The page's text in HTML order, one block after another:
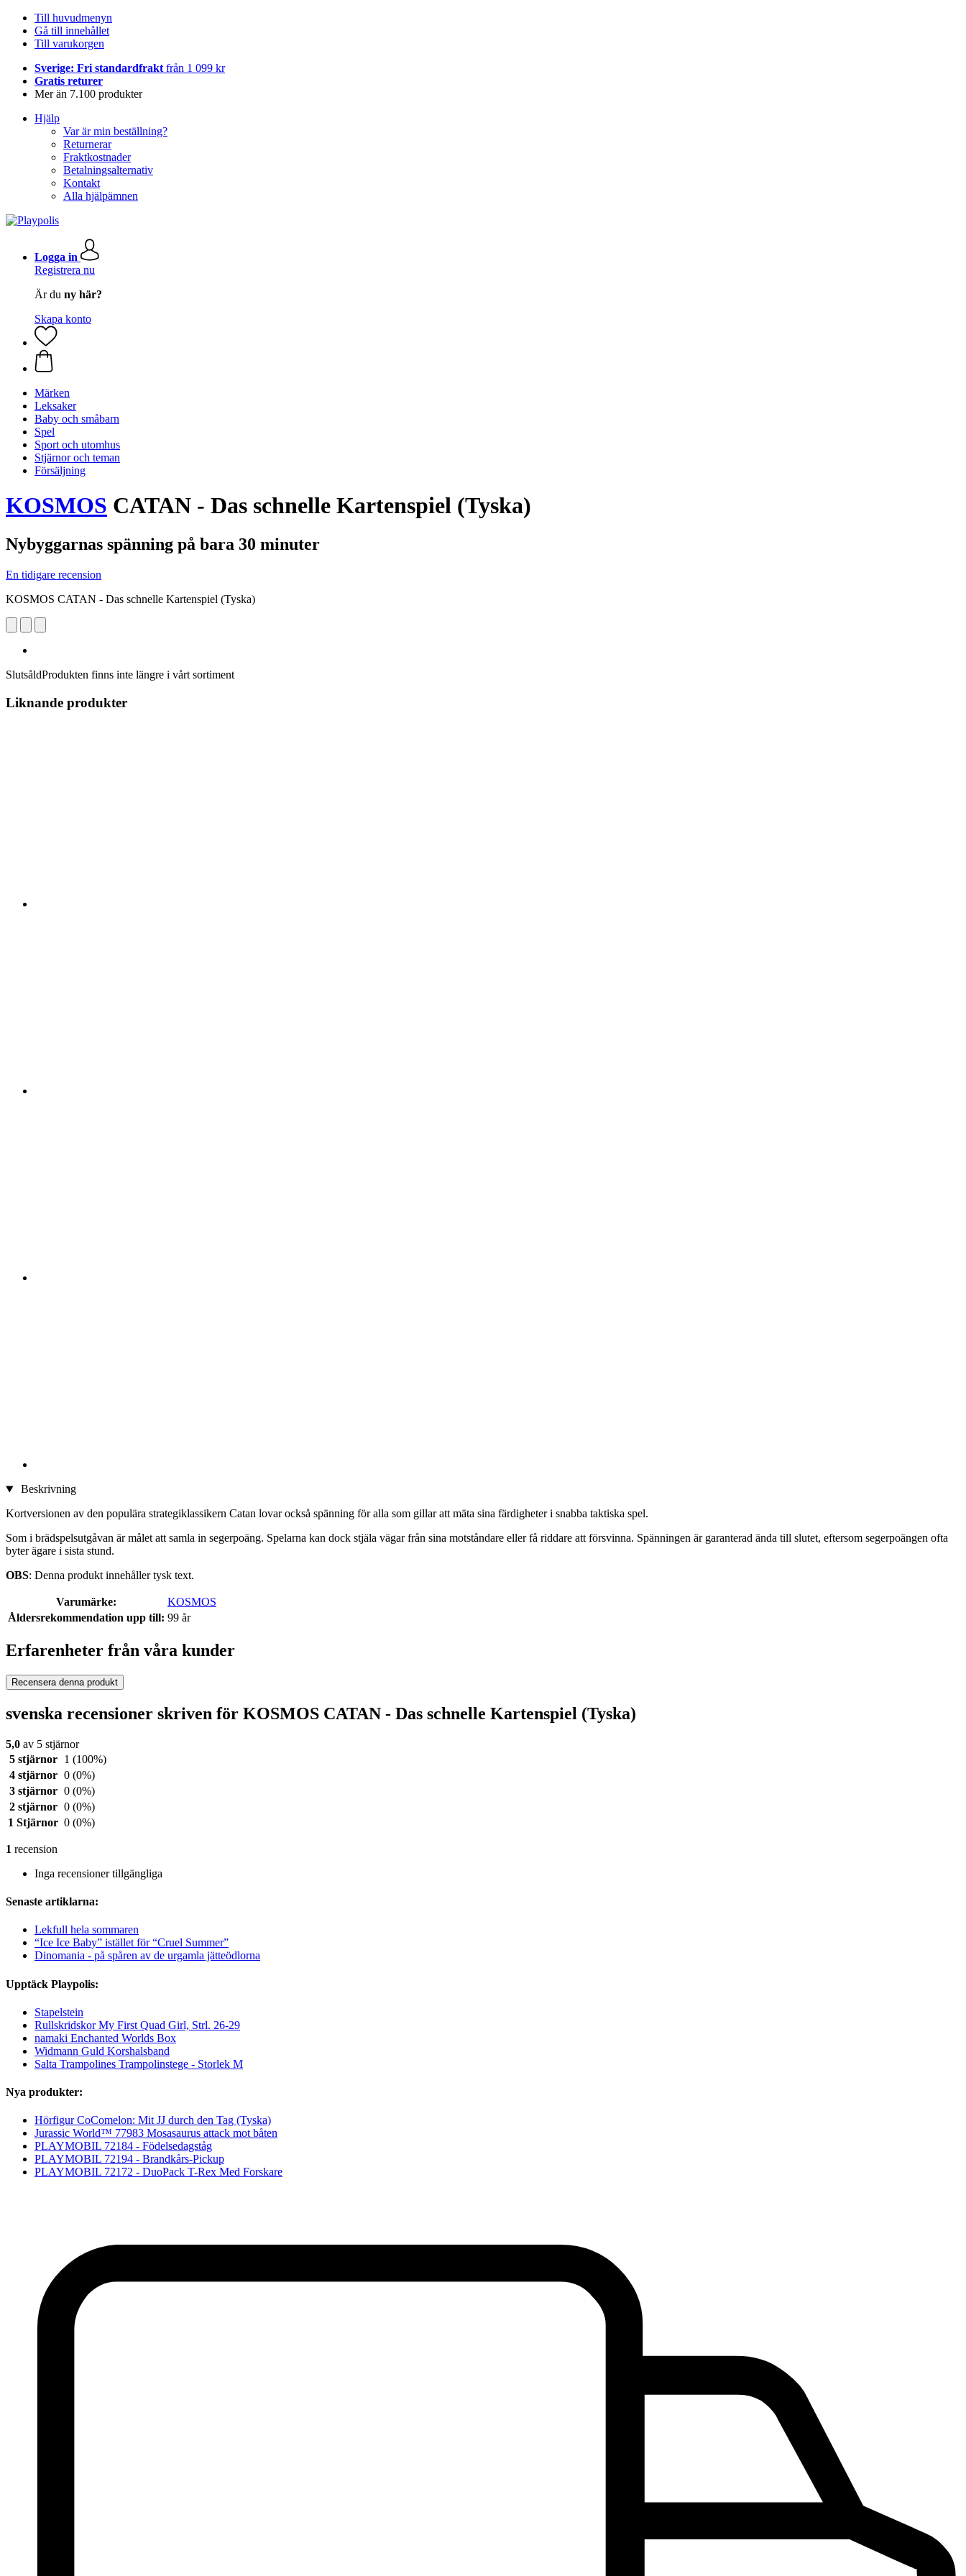
Till huvudmenyn
Gå till innehållet
Till varukorgen
Sverige: Fri standardfrakt från 1 099 kr
Gratis returer
Mer än 7.100 produkter
Hjälp
Var är min beställning?
Returnerar
Fraktkostnader
Betalningsalternativ
Kontakt
Alla hjälpämnen
Logga in
Registrera nu
Är du ny här?
Skapa konto
Märken
Leksaker
Baby och småbarn
Spel
Sport och utomhus
Stjärnor och teman
Försäljning
KOSMOS CATAN - Das schnelle Kartenspiel (Tyska)
Nybyggarnas spänning på bara 30 minuter
En tidigare recension
KOSMOS CATAN - Das schnelle Kartenspiel (Tyska)
SlutsåldProdukten finns inte längre i vårt sortiment
Liknande produkter
Beskrivning
Kortversionen av den populära strategiklassikern Catan lovar också spänning för alla som gillar att mäta sina färdigheter i snabba taktiska spel.
Som i brädspelsutgåvan är målet att samla in segerpoäng. Spelarna kan dock stjäla vägar från sina motståndare eller få riddare att försvinna. Spänningen är garanterad ända till slutet, eftersom segerpoängen ofta
byter ägare i sista stund.
OBS: Denna produkt innehåller tysk text.
Varumärke:
KOSMOS
Åldersrekommendation upp till: 99 år
Erfarenheter från våra kunder
Recensera denna produkt
svenska recensioner skriven för KOSMOS CATAN - Das schnelle Kartenspiel (Tyska)
5,0 av 5 stjärnor
5 stjärnor
1 (100%)
4 stjärnor 0 (0%)
3 stjärnor 0 (0%)
2 stjärnor 0 (0%)
1 Stjärnor 0 (0%)
1 recension
Inga recensioner tillgängliga
Senaste artiklarna:
Lekfull hela sommaren
“Ice Ice Baby” istället för “Cruel Summer”
Dinomania - på spåren av de urgamla jätteödlorna
Upptäck Playpolis:
Stapelstein
Rullskridskor My First Quad Girl, Strl. 26-29
namaki Enchanted Worlds Box
Widmann Guld Korshalsband
Salta Trampolines Trampolinstege - Storlek M
Nya produkter:
Hörfigur CoComelon: Mit JJ durch den Tag (Tyska)
Jurassic World™ 77983 Mosasaurus attack mot båten
PLAYMOBIL 72184 - Födelsedagståg
PLAYMOBIL 72194 - Brandkårs-Pickup
PLAYMOBIL 72172 - DuoPack T-Rex Med Forskare